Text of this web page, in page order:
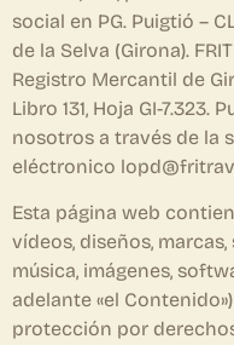
social en PG. Puigtió –
de la Selva (Girona).
Registro Mercantil de
Libro 131, Hoja GI-
nosotros a través de la
eléctronico
Esta página web
vídeos, diseños,
música, imágenes,
adelante «el
protección por